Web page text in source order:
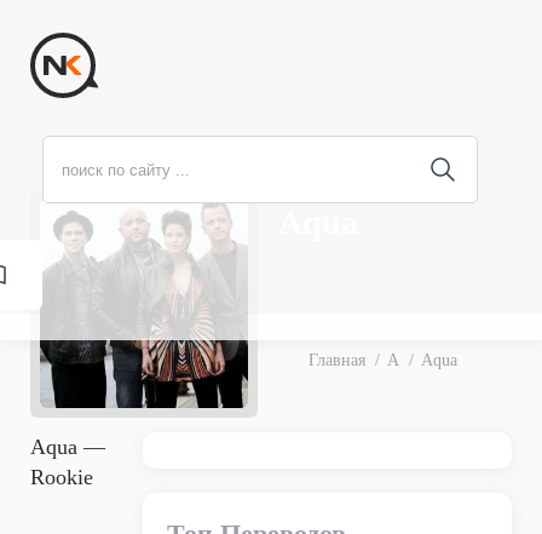
Главная A Aqua
Aqua —
Rookie